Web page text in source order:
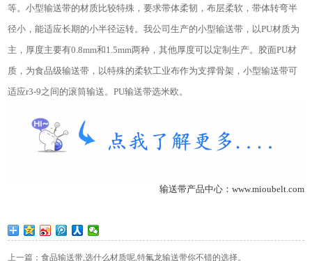
等。小型输送带的材质比较特殊，要求带体柔韧，布层柔软，带体转弯半
径小，能适应长期的小半径运转。我公司生产的小型输送带，以PU材质为
主，厚度主要有0.8mm和1.5mm两种，其他厚度可以定制生产。胶面PU材
质，为食品级输送带，以特殊的柔软工业布作为支撑骨架，小型输送带可
适应r3-9之间的滚筒输送。PU输送带选米欧。
输送带产品中心：www.mioubelt.com
上一篇：食品输送带,选什么材质呢,特氟龙输送带你不错的选择。